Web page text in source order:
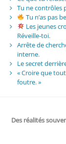
Tu ne contrôles
Tu n’as pas
Les jeunes
Réveille-toi.
Arrête de
interne.
Le secret
« Croire que
foutre. »
Des réalités